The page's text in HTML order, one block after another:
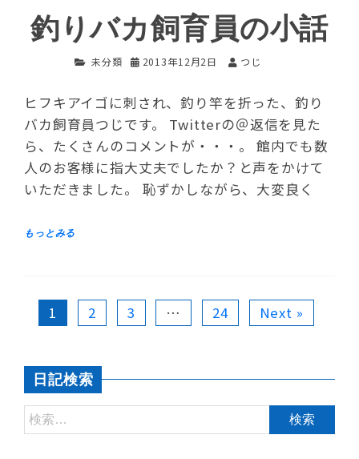
釣りバカ飼育員の小話
未分類 2013年12月2日 つじ
ヒフキアイゴに刺され、釣り竿を折った、釣り
バカ飼育員つじです。 Twitterの＠返信を見た
ら、たくさんのコメントが・・・。 館内でも数
人のお客様に指大丈夫でしたか？と声をかけて
いただきました。 恥ずかしながら、大変良く
1 2 3 … 24 Next »
日記検索